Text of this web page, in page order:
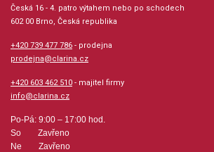
hudební úprava: bubny
Obsazení: solo
Odběr minimálně 1 kus
Výrobce: ALFRED PUBLISHING
Česká 16 - 4. patro výtahem nebo po schodech
602 00 Brno, Česká republika
+420 739 477 786 - prodejna
prodejna@clarina.cz
+420 603 462 510 - majitel firmy
info@clarina.cz
Po-Pá: 9:00 – 17:00 hod.
So Zavřeno
Ne Zavřeno